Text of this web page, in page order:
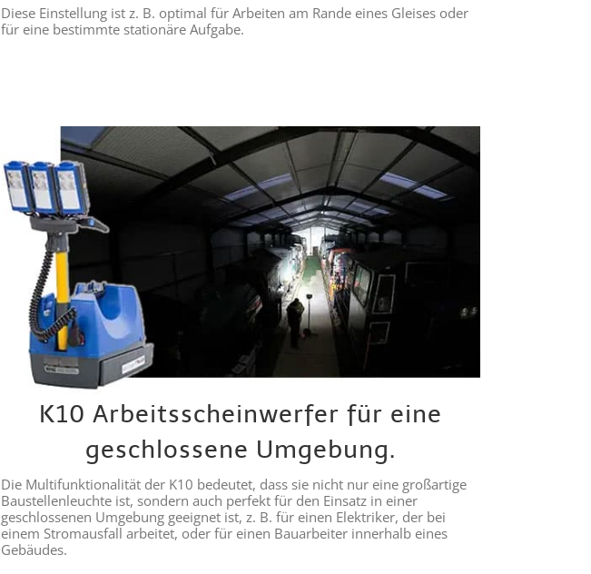
Diese Einstellung ist z. B. optimal für Arbeiten am Rande eines Gleises oder
für eine bestimmte stationäre Aufgabe.
K10 Arbeitsscheinwerfer für eine
geschlossene Umgebung.
Die Multifunktionalität der K10 bedeutet, dass sie nicht nur eine großartige
Baustellenleuchte ist, sondern auch perfekt für den Einsatz in einer
geschlossenen Umgebung geeignet ist, z. B. für einen Elektriker, der bei
einem Stromausfall arbeitet, oder für einen Bauarbeiter innerhalb eines
Gebäudes.